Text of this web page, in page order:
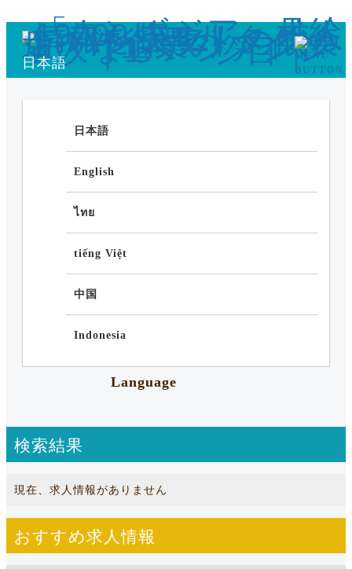
日本語
日本語
English
ไทย
tiếng Việt
中国
Indonesia
Language
検索結果
現在、求人情報がありません
おすすめ求人情報